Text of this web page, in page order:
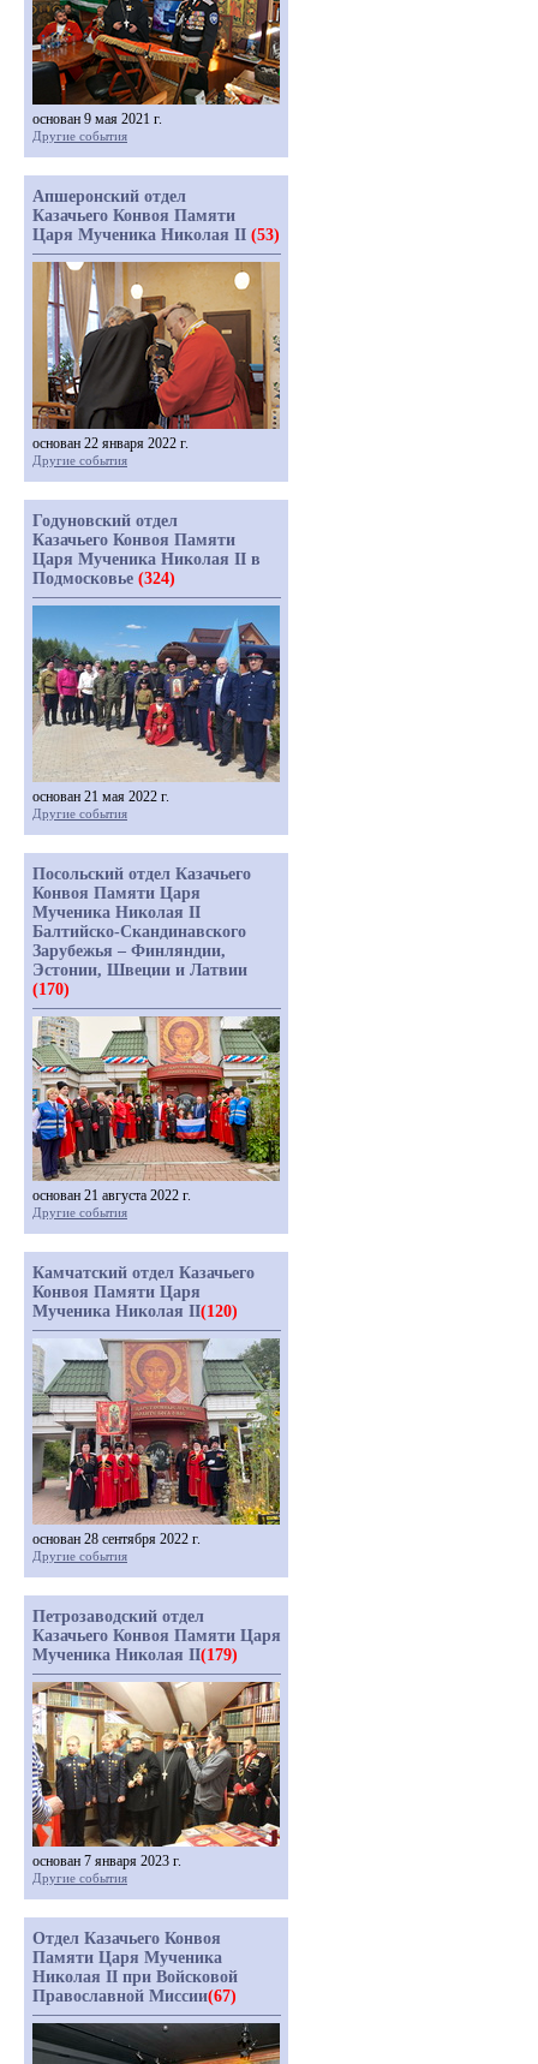
основан 9 мая 2021 г.
Другие события
Апшеронский отдел
Казачьего Конвоя Памяти
Царя Мученика Николая II (53)
основан 22 января 2022 г.
Другие события
Годуновский отдел
Казачьего Конвоя Памяти
Царя Мученика Николая II в
Подмосковье (324)
основан 21 мая 2022 г.
Другие события
Посольский отдел Казачьего
Конвоя Памяти Царя
Мученика Николая II
Балтийско-Скандинавского
Зарубежья – Финляндии,
Эстонии, Швеции и Латвии
(170)
основан 21 августа 2022 г.
Другие события
Камчатский отдел Казачьего
Конвоя Памяти Царя
Мученика Николая II(120)
основан 28 сентября 2022 г.
Другие события
Петрозаводский отдел
Казачьего Конвоя Памяти Царя
Мученика Николая II(179)
основан 7 января 2023 г.
Другие события
Отдел Казачьего Конвоя
Памяти Царя Мученика
Николая II при Войсковой
Православной Миссии(67)